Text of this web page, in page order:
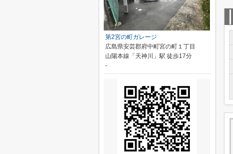
第2宮の町ガレージ
広島県安芸郡府中町宮の町１丁目
山陽本線「天神川」駅 徒歩17分
-